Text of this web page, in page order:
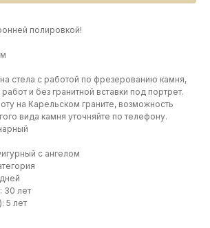
полировкой!
стела с работой по фрезерованию камня,
и без гранитной вставки под портрет.
на Карельском граните, возможность
вида камня уточняйте по телефону.
с ангелом
30 лет
5 лет